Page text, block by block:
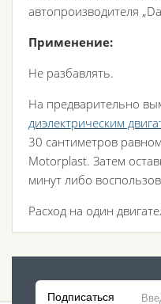
автопроизводителя
Применение:
Не разбавлять.
На предварительно
диэлектрическим
30 сантиметров
Motorplast. Затем
минут либо
Расход на один
Подписаться